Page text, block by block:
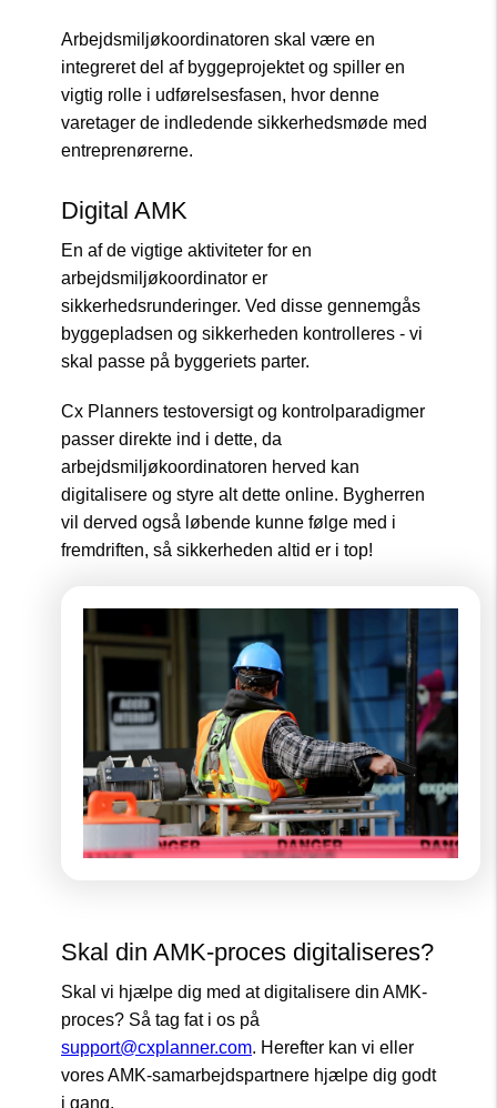
Arbejdsmiljøkoordinatoren skal være en
integreret del af byggeprojektet og spiller en
vigtig rolle i udførelsesfasen, hvor denne
varetager de indledende sikkerhedsmøde med
entreprenørerne.
Digital AMK
En af de vigtige aktiviteter for en
arbejdsmiljøkoordinator er
sikkerhedsrunderinger. Ved disse gennemgås
byggepladsen og sikkerheden kontrolleres - vi
skal passe på byggeriets parter.
Cx Planners testoversigt og kontrolparadigmer
passer direkte ind i dette, da
arbejdsmiljøkoordinatoren herved kan
digitalisere og styre alt dette online. Bygherren
vil derved også løbende kunne følge med i
fremdriften, så sikkerheden altid er i top!
Skal din AMK-proces digitaliseres?
Skal vi hjælpe dig med at digitalisere din AMK-
proces? Så tag fat i os på
support@cxplanner.com. Herefter kan vi eller
vores AMK-samarbejdspartnere hjælpe dig godt
i gang.